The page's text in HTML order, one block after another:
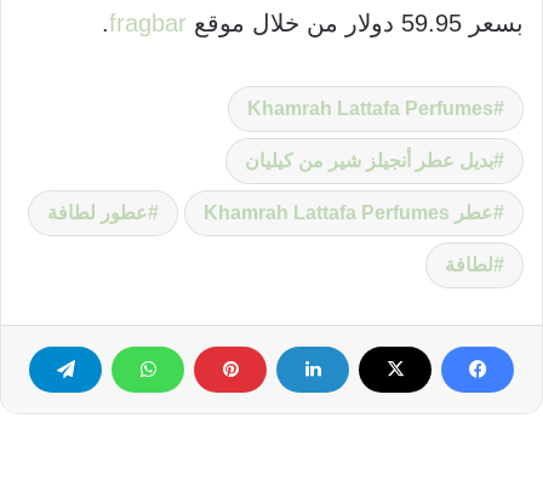
بسعر 59.95 دولار من خلال موقع fragbar
.
Khamrah Lattafa Perfumes
بديل عطر أنجيلز شير من كيليان
عطر Khamrah Lattafa Perfumes عطور لطافة
لطافة